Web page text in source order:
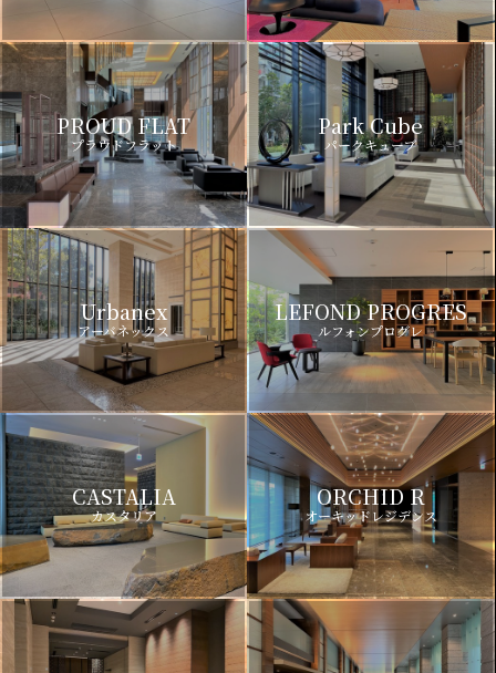
PROUD FLAT
プラウドフラット
Park Cube
パークキューブ
Urbanex
アーバネックス
LEFOND PROGRES
ルフォンプログレ
CASTALIA
カスタリア
ORCHID R
オーキッドレジデンス